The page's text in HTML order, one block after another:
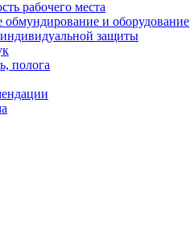
рабочего места
и оборудование
защиты
полога